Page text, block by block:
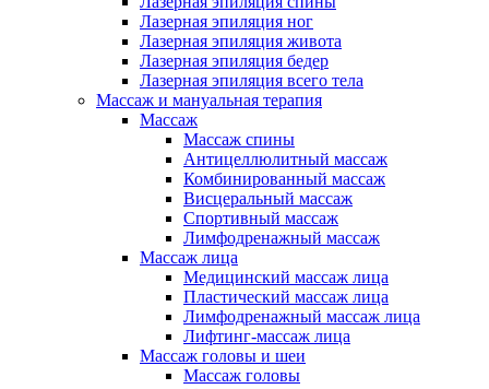
Лазерная эпиляция ног
Лазерная эпиляция живота
Лазерная эпиляция бедер
Лазерная эпиляция всего тела
Массаж и мануальная терапия
Массаж
Массаж спины
Антицеллюлитный массаж
Комбинированный массаж
Висцеральный массаж
Спортивный массаж
Лимфодренажный массаж
Массаж лица
Медицинский массаж лица
Пластический массаж лица
Лимфодренажный массаж лица
Лифтинг-массаж лица
Массаж головы и шеи
Массаж головы